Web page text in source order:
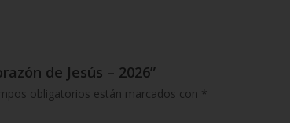
de Jesús – 2026”
obligatorios están marcados con *